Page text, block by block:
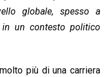
globale, spesso a
un contesto politico
più di una carriera